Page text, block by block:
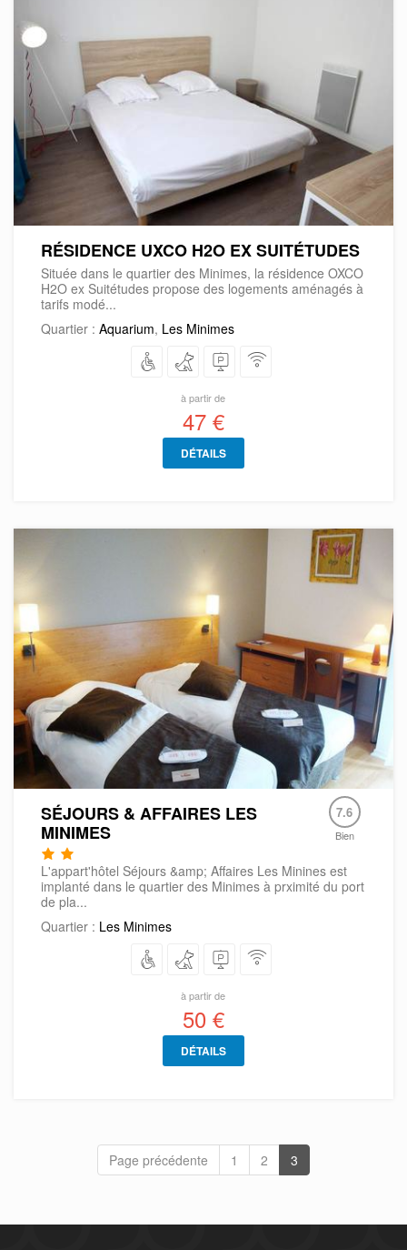
RÉSIDENCE UXCO H2O EX SUITÉTUDES
Située dans le quartier des Minimes, la résidence OXCO
H2O ex Suitétudes propose des logements aménagés à
tarifs modé...
Quartier : Aquarium, Les Minimes
à partir de
47 €
DÉTAILS
SÉJOURS & AFFAIRES LES
MINIMES
7.6
Bien
L'appart'hôtel Séjours &amp; Affaires Les Minines est
implanté dans le quartier des Minimes à prximité du port
de pla...
Quartier : Les Minimes
à partir de
50 €
DÉTAILS
Page précédente 1 2 3